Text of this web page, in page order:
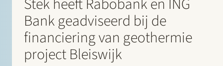
Stek heeft Rabobank en ING
Bank geadviseerd bij de
financiering van geothermie
project Bleiswijk